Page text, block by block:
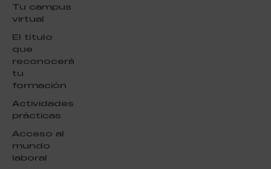
Tu campus
virtual
El título
que
reconocerá
tu
formación
Actividades
prácticas
Acceso al
mundo
laboral